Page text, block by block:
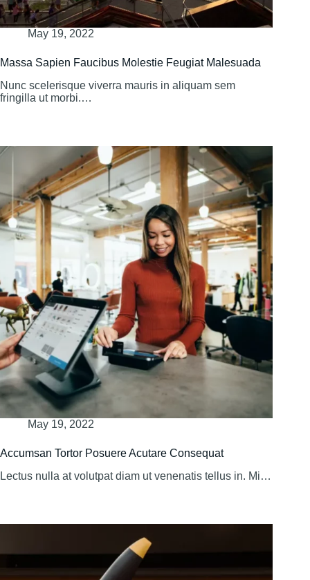
May 19, 2022
Massa Sapien Faucibus Molestie Feugiat Malesuada
Nunc scelerisque viverra mauris in aliquam sem
fringilla ut morbi.…
May 19, 2022
Accumsan Tortor Posuere Acutare Consequat
Lectus nulla at volutpat diam ut venenatis tellus in. Mi…